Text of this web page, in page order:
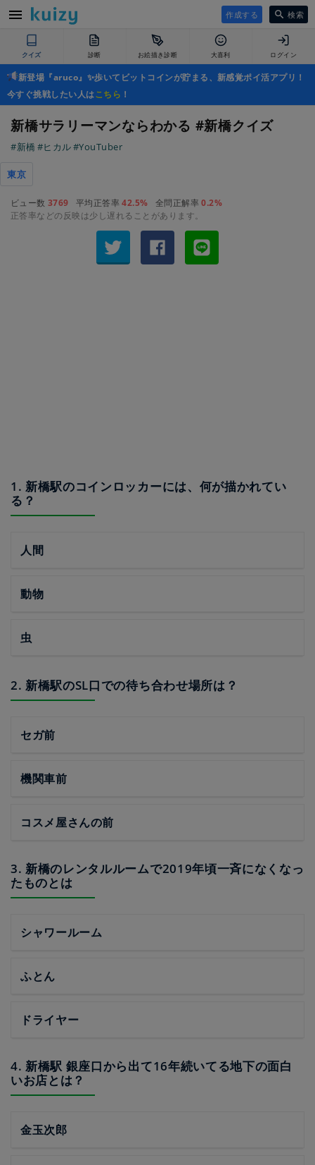
作成する 検索
クイズ 診断 お絵描き診断 大喜利 ログイン
新登場『aruco』✨歩いてビットコインが貯まる、新感覚ポイ活アプリ！
今すぐ挑戦したい人はこちら ！
新橋サラリーマンならわかる #新橋クイズ
#新橋 #ヒカル#YouTuber
東京
ビュー数 3769 平均正答率42.5% 全問正解率0.2%
正答率などの反映は少し遅れることがあります。
1. 新橋駅のコインロッカーには、何が描かれてい
る？
人間
動物
虫
2. 新橋駅のSL口での待ち合わせ場所は？
セガ前
機関車前
コスメ屋さんの前
3. 新橋のレンタルルームで2019年頃一斉になくなっ
たものとは
シャワールーム
ふとん
ドライヤー
4. 新橋駅 銀座口から出て16年続いてる地下の面白
いお店とは？
金玉次郎